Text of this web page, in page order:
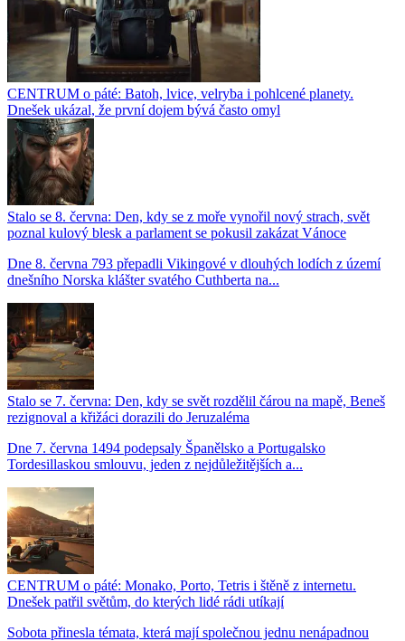
CENTRUM o páté: Batoh, lvice, velryba i pohlcené planety.
Dnešek ukázal, že první dojem bývá často omyl
Stalo se 8. června: Den, kdy se z moře vynořil nový strach, svět
poznal kulový blesk a parlament se pokusil zakázat Vánoce
Dne 8. června 793 přepadli Vikingové v dlouhých lodích z území
dnešního Norska klášter svatého Cuthberta na...
Stalo se 7. června: Den, kdy se svět rozdělil čárou na mapě, Beneš
rezignoval a křižáci dorazili do Jeruzaléma
Dne 7. června 1494 podepsaly Španělsko a Portugalsko
Tordesillaskou smlouvu, jeden z nejdůležitějších a...
CENTRUM o páté: Monako, Porto, Tetris i štěně z internetu.
Dnešek patřil světům, do kterých lidé rádi utíkají
Sobota přinesla témata, která mají společnou jednu nenápadnou